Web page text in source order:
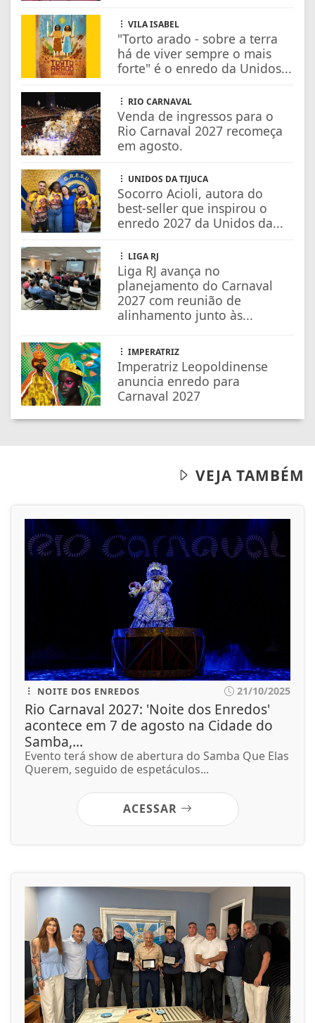
VILA ISABEL
"Torto arado - sobre a terra
há de viver sempre o mais
forte" é o enredo da Unidos...
RIO CARNAVAL
Venda de ingressos para o
Rio Carnaval 2027 recomeça
em agosto.
UNIDOS DA TIJUCA
Socorro Acioli, autora do
best-seller que inspirou o
enredo 2027 da Unidos da...
LIGA RJ
Liga RJ avança no
planejamento do Carnaval
2027 com reunião de
alinhamento junto às...
IMPERATRIZ
Imperatriz Leopoldinense
anuncia enredo para
Carnaval 2027
VEJA TAMBÉM
NOITE DOS ENREDOS 21/10/2025
Rio Carnaval 2027: 'Noite dos Enredos'
acontece em 7 de agosto na Cidade do
Samba,...
Evento terá show de abertura do Samba Que Elas
Querem, seguido de espetáculos...
ACESSAR